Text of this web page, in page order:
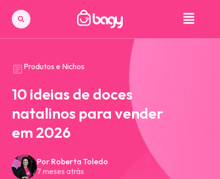
Produtos e Nichos
10 ideias de doces
natalinos para vender
em 2026
Por Roberta Toledo
7 meses atrás